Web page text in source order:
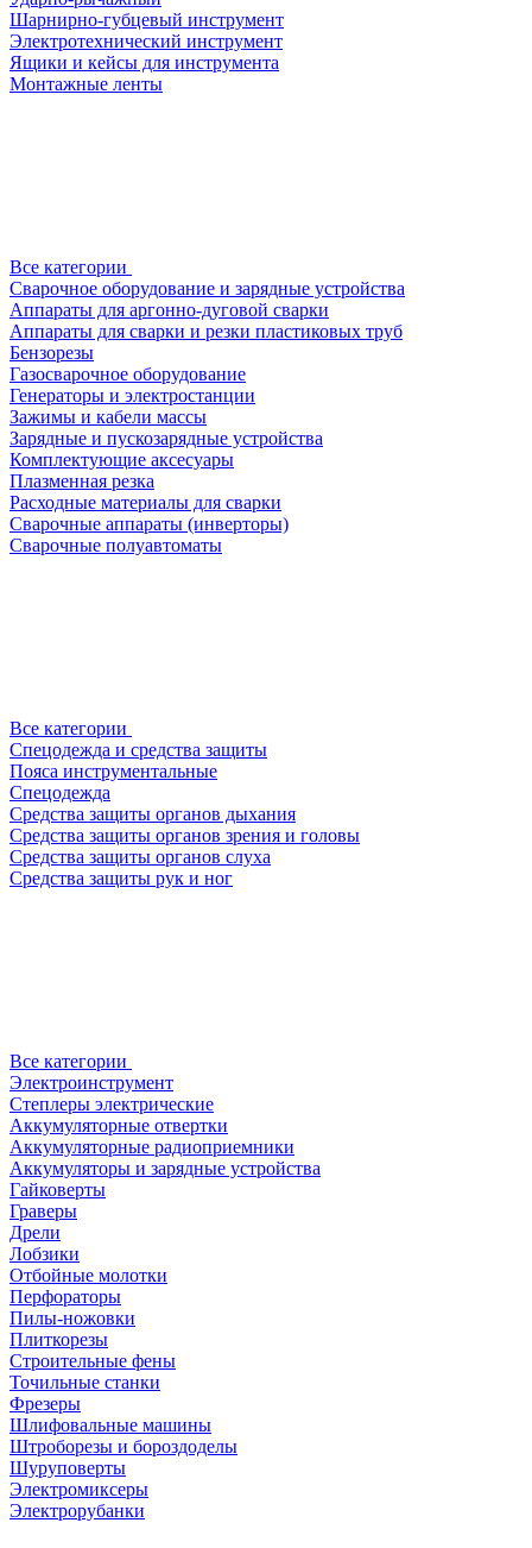
Шарнирно-губцевый инструмент
Электротехнический инструмент
Ящики и кейсы для инструмента
Монтажные ленты
Все категории
Сварочное оборудование и зарядные устройства
Аппараты для аргонно-дуговой сварки
Аппараты для сварки и резки пластиковых труб
Бензорезы
Газосварочное оборудование
Генераторы и электростанции
Зажимы и кабели массы
Зарядные и пускозарядные устройства
Комплектующие аксесуары
Плазменная резка
Расходные материалы для сварки
Сварочные аппараты (инверторы)
Сварочные полуавтоматы
Все категории
Спецодежда и средства защиты
Пояса инструментальные
Спецодежда
Средства защиты органов дыхания
Средства защиты органов зрения и головы
Средства защиты органов слуха
Средства защиты рук и ног
Все категории
Электроинструмент
Степлеры электрические
Аккумуляторные отвертки
Аккумуляторные радиоприемники
Аккумуляторы и зарядные устройства
Гайковерты
Граверы
Дрели
Лобзики
Отбойные молотки
Перфораторы
Пилы-ножовки
Плиткорезы
Строительные фены
Точильные станки
Фрезеры
Шлифовальные машины
Штроборезы и бороздоделы
Шуруповерты
Электромиксеры
Электрорубанки